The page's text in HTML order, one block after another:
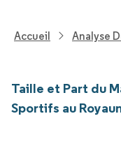
Accueil Analyse
Taille et Part du
Sportifs au